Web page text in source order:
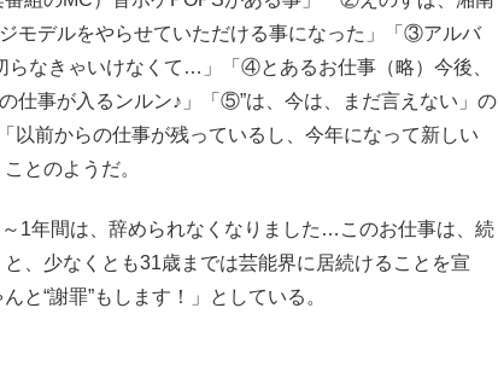
モデルをやらせていただける事になった」「③アルバ
らなきゃいけなくて…」「④とあるお仕事（略）今後、
仕事が入るンルン♪」「⑤”は、今は、まだ言えない」の
以前からの仕事が残っているし、今年になって新しい
とのようだ。
1年間は、辞められなくなりました…このお仕事は、続
、少なくとも31歳までは芸能界に居続けることを宣
と“謝罪”もします！」としている。